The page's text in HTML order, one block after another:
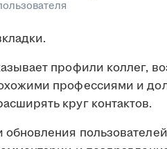
профили коллег,
профессиями и
круг контактов.